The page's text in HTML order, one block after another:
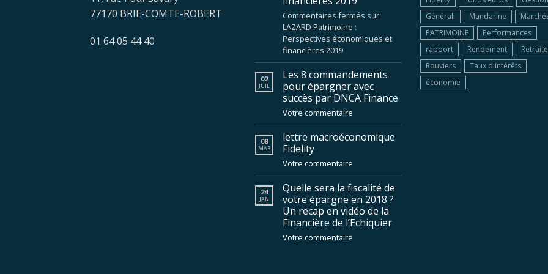
77170 BRIE-COMTE-ROBERT
01 64 05 44 40
Commentaires fermés sur
LAZARD Patrimoine :
Perspectives économiques et
financières 2019
02
JUIL
Les 8 commandements
pour épargner avec
succès par DNCA Finance
Votre commentaire
08
MAR
lettre macroéconomique
Fidelity
Votre commentaire
24
JAN
Quelle sera la fiscalité de
votre épargne en 2018 ?
Un recap en vidéo de la
Financière de l’Echiquier
Votre commentaire
Générali
Mandarine
PATRIMOINE
Performances
rapport
Rendement
Retraite
Rouviers
Taux d'Intérêts
économie